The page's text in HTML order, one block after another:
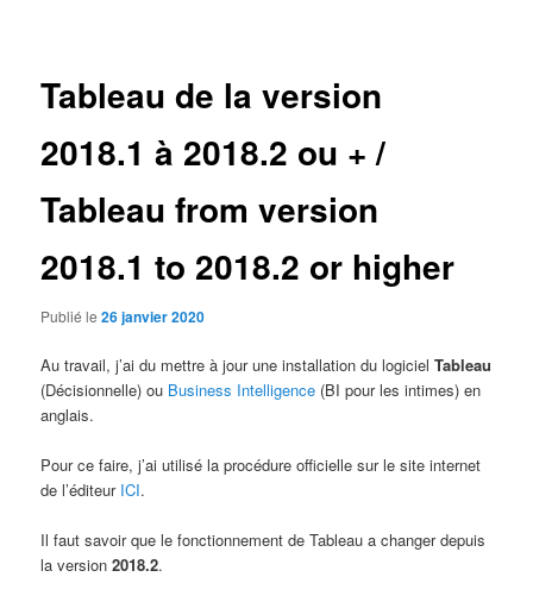
Tableau de la version
2018.1 à 2018.2 ou + /
Tableau from version
2018.1 to 2018.2 or higher
Publié le26 janvier 2020
Au travail, j’ai du mettre à jour une installation du logicielTableau
(Décisionnelle) ou Business Intelligence (BI pour les intimes) en
anglais.
Pour ce faire, j’ai utilisé la procédure officielle sur le site internet
de l’éditeur ICI.
Il faut savoir que le fonctionnement de Tableau a changer depuis
la version2018.2.